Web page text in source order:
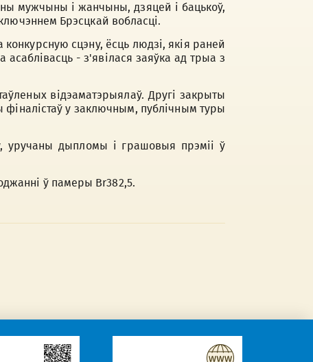
мужчыны і жанчыны, дзяцей і бацькоў,
Брэсцкай вобласці.
сцэну, ёсць людзі, якія раней
- з'явілася заяўка ад трыа з
відэаматэрыялаў. Другі закрыты
фіналістаў у заключным, публічным туры
уручаны дыпломы і грашовыя прэміі ў
ў памеры Br382,5.